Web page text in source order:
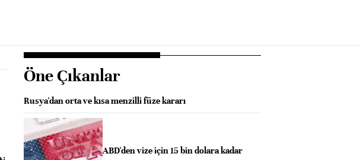
Öne Çıkanlar
Rusya'dan orta ve kısa menzilli füze kararı
ABD'den vize için 15 bin dolara kadar